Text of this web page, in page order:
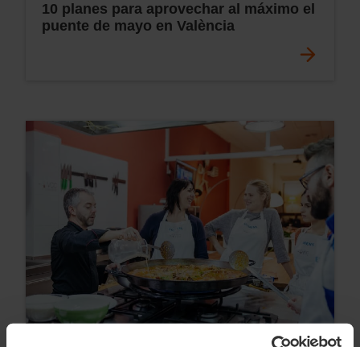
10 planes para aprovechar al máximo el
puente de mayo en València